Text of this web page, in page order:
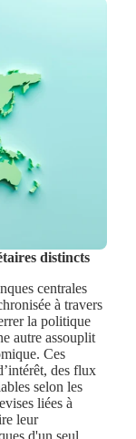
distincts
centrales
à travers
la politique
autre assouplit
Ces
des flux
selon les
liées à
leur
d'un seul